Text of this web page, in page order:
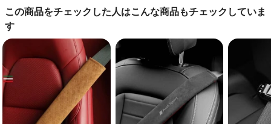
この商品をチェックした人はこんな商品もチェックしていま
す